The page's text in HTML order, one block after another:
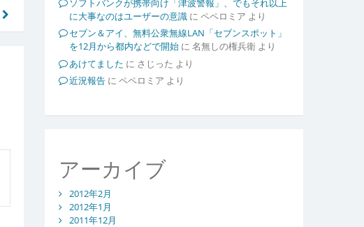
ソフトバンクが携帯向け「津波警報」、でもそれ以上
に大事なのはユーザーの意識に ペペロミア より
セブン＆アイ、無料公衆無線LAN「セブンスポット」
を12月から都内などで開始に 名無しの権兵衛より
あけてました に さじった より
近況報告に ペペロミア より
アーカイブ
2012年2月
2012年1月
2011年12月